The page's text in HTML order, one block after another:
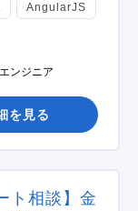
AngularJS
ンジニア
を見る
ト相談】金